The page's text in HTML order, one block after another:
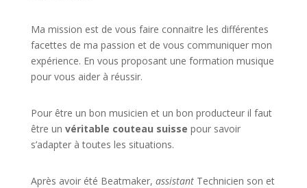
Ma mission est de vous faire connaitre les différentes
facettes de ma passion et de vous communiquer mon
expérience. En vous proposant une formation musique
pour vous aider à réussir.
Pour être un bon musicien et un bon producteur il faut
être un véritable couteau suisse pour savoir
s’adapter à toutes les situations.
Après avoir été Beatmaker, assistant Technicien son et